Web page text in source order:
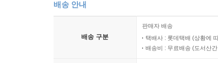
배송 안내
배송 구분
판매자 배송
택배사 : 롯데택배 (상황에
배송비 : 무료배송 (도서산